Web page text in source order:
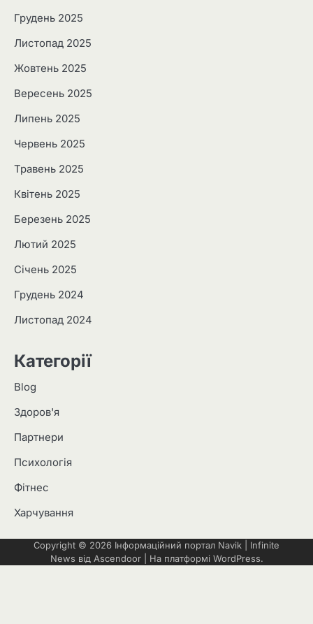
Грудень 2025
Листопад 2025
Жовтень 2025
Вересень 2025
Липень 2025
Червень 2025
Травень 2025
Квітень 2025
Березень 2025
Лютий 2025
Січень 2025
Грудень 2024
Листопад 2024
Категорії
Blog
Здоров'я
Партнери
Психологія
Фітнес
Харчування
Copyright © 2026 Інформаційний портал Navik | Infinite
News від Ascendoor| На платформі WordPress.